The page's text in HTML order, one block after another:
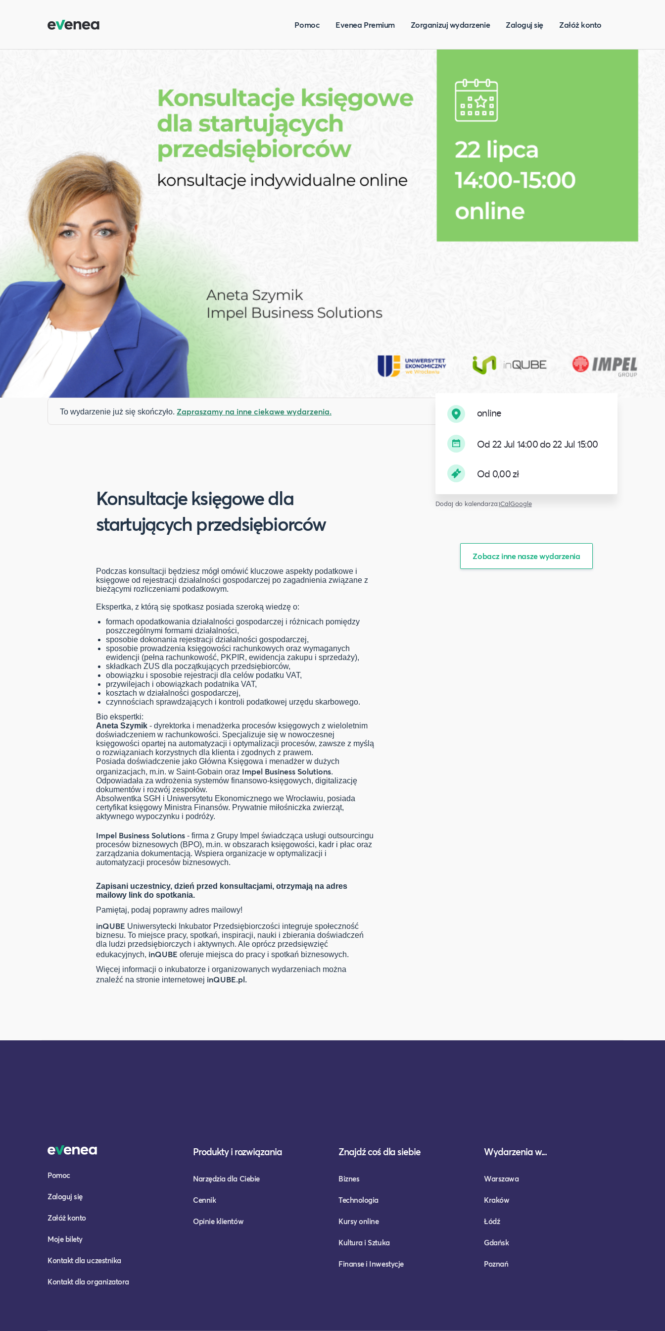
Pomoc Evenea Premium Zorganizuj wydarzenie Zaloguj się Załóż konto
To wydarzenie już się skończyło. Zapraszamy na inne ciekawe wydarzenia.
Konsultacje księgowe dla
startujących przedsiębiorców
Podczas konsultacji będziesz mógł omówić kluczowe aspekty podatkowe i
księgowe od rejestracji działalności gospodarczej po zagadnienia związane z
bieżącymi rozliczeniami podatkowym.
Ekspertka, z którą się spotkasz posiada szeroką wiedzę o:
formach opodatkowania działalności gospodarczej i różnicach pomiędzy
poszczególnymi formami działalności,
sposobie dokonania rejestracji działalności gospodarczej,
sposobie prowadzenia księgowości rachunkowych oraz wymaganych
ewidencji (pełna rachunkowość, PKPIR, ewidencja zakupu i sprzedaży),
składkach ZUS dla początkujących przedsiębiorców,
obowiązku i sposobie rejestracji dla celów podatku VAT,
przywilejach i obowiązkach podatnika VAT,
kosztach w działalności gospodarczej,
czynnościach sprawdzających i kontroli podatkowej urzędu skarbowego.
Bio ekspertki:
Aneta Szymik - dyrektorka i menadżerka procesów księgowych z wieloletnim
doświadczeniem w rachunkowości. Specjalizuje się w nowoczesnej
księgowości opartej na automatyzacji i optymalizacji procesów, zawsze z myślą
o rozwiązaniach korzystnych dla klienta i zgodnych z prawem.
Posiada doświadczenie jako Główna Księgowa i menadżer w dużych
organizacjach, m.in. w Saint-Gobain oraz Impel Business Solutions.
Odpowiadała za wdrożenia systemów finansowo-księgowych, digitalizację
dokumentów i rozwój zespołów.
Absolwentka SGH i Uniwersytetu Ekonomicznego we Wrocławiu, posiada
certyfikat księgowy Ministra Finansów. Prywatnie miłośniczka zwierząt,
aktywnego wypoczynku i podróży.
Impel Business Solutions - firma z Grupy Impel świadcząca usługi outsourcingu
procesów biznesowych (BPO), m.in. w obszarach księgowości, kadr i płac oraz
zarządzania dokumentacją. Wspiera organizacje w optymalizacji i
automatyzacji procesów biznesowych.
Zapisani uczestnicy, dzień przed konsultacjami, otrzymają na adres
mailowy link do spotkania.
Pamiętaj, podaj poprawny adres mailowy!
inQUBE Uniwersytecki Inkubator Przedsiębiorczości integruje społeczność
biznesu. To miejsce pracy, spotkań, inspiracji, nauki i zbierania doświadczeń
dla ludzi przedsiębiorczych i aktywnych. Ale oprócz przedsięwzięć
edukacyjnych, inQUBE oferuje miejsca do pracy i spotkań biznesowych.
Więcej informacji o inkubatorze i organizowanych wydarzeniach można
znaleźć na stronie internetowej inQUBE.pl.
online
Od 22 Jul 14:00 do 22 Jul 15:00
Od 0,00 zł
Dodaj do kalendarza:iCalGoogle
Zobacz inne nasze wydarzenia
Pomoc
Zaloguj się
Załóż konto
Moje bilety
Kontakt dla uczestnika
Kontakt dla organizatora
Produkty i rozwiązania
Narzędzia dla Ciebie
Cennik
Opinie klientów
Znajdź coś dla siebie
Biznes
Technologia
Kursy online
Kultura i Sztuka
Finanse i Inwestycje
Wydarzenia w...
Warszawa
Kraków
Łódź
Gdańsk
Poznań